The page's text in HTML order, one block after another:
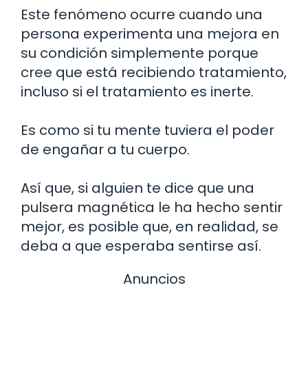
Este fenómeno ocurre cuando una
persona experimenta una mejora en
su condición simplemente porque
cree que está recibiendo tratamiento,
incluso si el tratamiento es inerte.
Es como si tu mente tuviera el poder
de engañar a tu cuerpo.
Así que, si alguien te dice que una
pulsera magnética le ha hecho sentir
mejor, es posible que, en realidad, se
deba a que esperaba sentirse así.
Anuncios